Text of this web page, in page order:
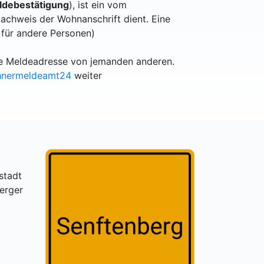
), ist ein vom
der Wohnanschrift dient. Eine
andere Personen)
von jemanden anderen.
weiter